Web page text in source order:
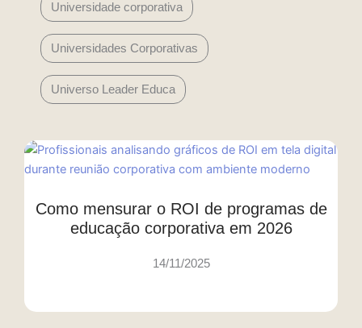
Universidade corporativa
Universidades Corporativas
Universo Leader Educa
Como mensurar o ROI de programas de
educação corporativa em 2026
14/11/2025